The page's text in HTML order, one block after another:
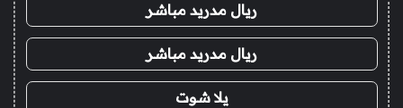
ريال مدريد مباشر
ريال مدريد مباشر
يلا شوت